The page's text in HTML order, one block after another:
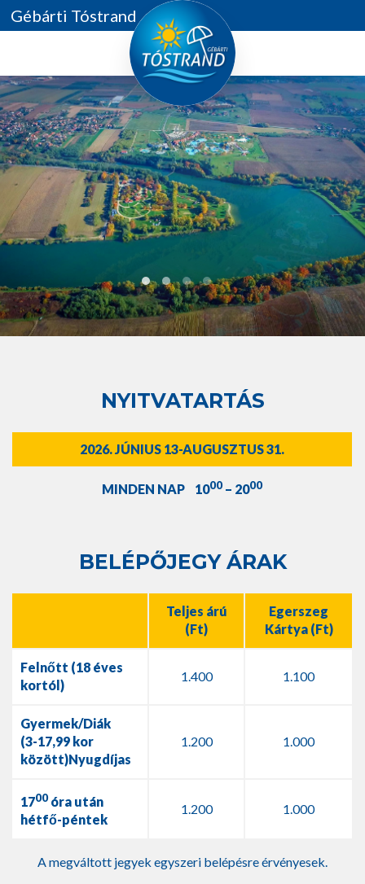
Gébárti Tóstrand
NYITVATARTÁS
2026. JÚNIUS 13-AUGUSZTUS 31.
MINDEN NAP 1000 – 2000
BELÉPŐJEGY ÁRAK
Teljes árú
(Ft)
Egerszeg
Kártya (Ft)
Felnőtt (18 éves
kortól)
1.400 1.100
Gyermek/Diák
(3-17,99 kor
között)Nyugdíjas
1.200 1.000
1700óra után
hétfő-péntek
1.200 1.000
A megváltott jegyek egyszeri belépésre érvényesek.